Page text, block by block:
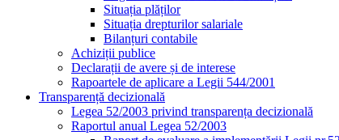
Situația plăților
Situația drepturilor salariale
Bilanțuri contabile
Achiziții publice
Declarații de avere și de interese
Rapoartele de aplicare a Legii 544/2001
Transparență decizională
Legea 52/2003 privind transparența decizională
Raportul anual Legea 52/2003